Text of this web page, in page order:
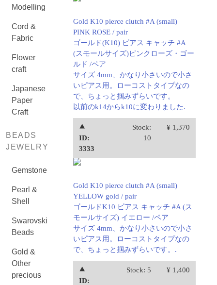
Modelling
Cord &
Fabric
Flower
craft
Japanese
Paper
Craft
BEADS
JEWELRY
Gemstone
Pearl &
Shell
Swarovski
Beads
Gold &
Other
precious
Gold K10 pierce clutch #A (small)
PINK ROSE / pair
ゴールド(K10) ピアス キャッチ #A
(スモールサイズ)ピンクローズ・ゴー
ルド /ペア
サイズ 4mm、かなり小さいので小さ
いピアス用。ローコストタイプなの
で、ちょっと掴みずらいです。
以前のk14からk10に変わりました.
⯅
ID:
3333
Stock:
10
¥ 1,370
Gold K10 pierce clutch #A (small)
YELLOW gold / pair
ゴールドK10 ピアス キャッチ #A (ス
モールサイズ) イエロー /ペア
サイズ 4mm、かなり小さいので小さ
いピアス用。ローコストタイプなの
で、ちょっと掴みずらいです。.
⯅
ID:
Stock: 5 ¥ 1,400